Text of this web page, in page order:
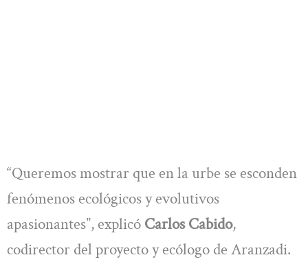
“Queremos mostrar que en la urbe se esconden
fenómenos ecológicos y evolutivos
apasionantes”, explicó Carlos Cabido,
codirector del proyecto y ecólogo de Aranzadi.